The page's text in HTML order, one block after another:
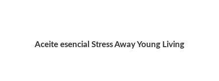
Aceite esencial Stress Away Young Living